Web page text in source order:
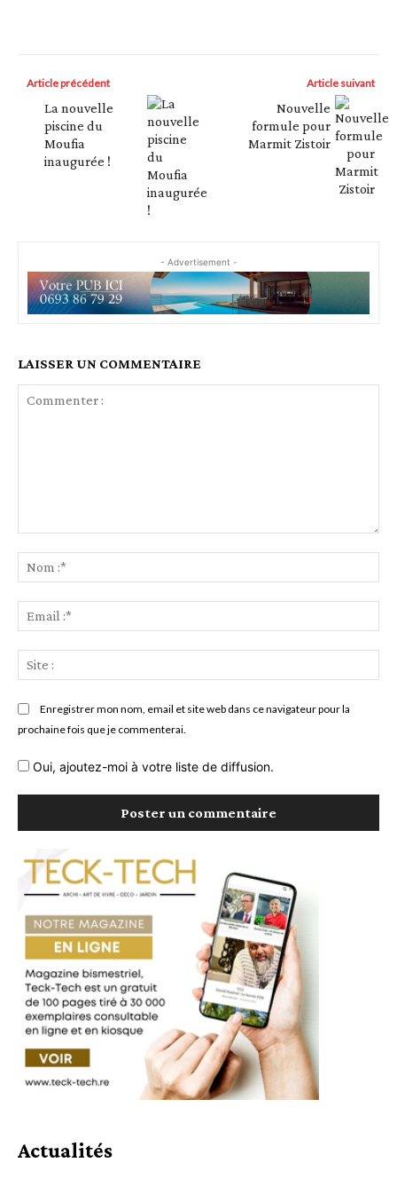
Article précédent
La nouvelle
piscine du
Moufia
inaugurée !
Article suivant
Nouvelle
formule pour
Marmit Zistoir
- Advertisement -
LAISSER UN COMMENTAIRE
:*
:*
:
Enregistrer mon nom, email et site web dans ce navigateur pour la
prochaine fois que je commenterai.
Oui, ajoutez-moi à votre liste de diffusion.
Actualités